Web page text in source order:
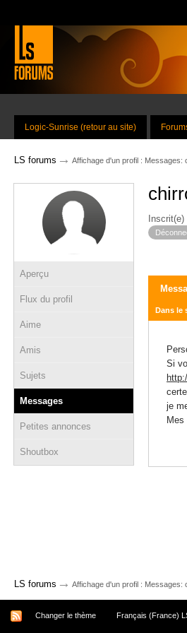
Logic-Sunrise (retour au site)
LS forums → Affichage d'un profil : Messages:
Aperçu
Flux du profil
Aime
Amis
Sujets
Messages
Petites annonces
Shoutbox
Dans le
Si
je
LS forums → Affichage d'un profil : Messages:
Changer le thème Français (France)